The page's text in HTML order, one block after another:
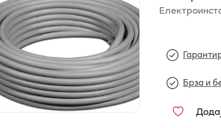
Брза и